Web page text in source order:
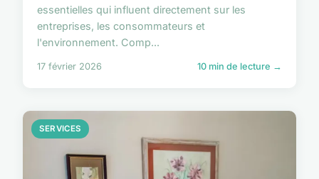
essentielles qui influent directement sur les
entreprises, les consommateurs et
l'environnement. Comp...
17 février 2026 10 min de lecture →
SERVICES